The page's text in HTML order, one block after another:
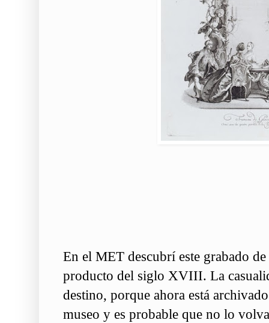
En el MET descubrí este grabado de
producto del siglo XVIII. La
destino, porque ahora está
museo y es probable que no lo